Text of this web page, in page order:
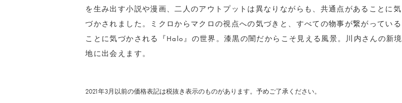
を生み出す小説や漫画、二人のアウトプットは異なりながらも、共通点があることに気
づかされました。ミクロからマクロの視点への気づきと、すべての物事が繋がっている
ことに気づかされる『Halo』の世界。漆黒の闇だからこそ見える風景。川内さんの新境
地に出会えます。
2021年3月以前の価格表記は税抜き表示のものがあります。予めご了承ください。